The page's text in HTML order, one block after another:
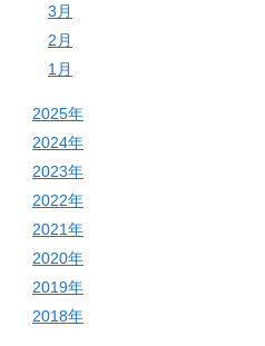
3月
2月
1月
2025年
2024年
2023年
2022年
2021年
2020年
2019年
2018年